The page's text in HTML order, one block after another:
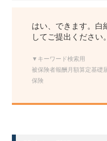
はい、できます。白
してご提出ください。
▼キーワード検索用
被保険者報酬月額算定基礎
保険